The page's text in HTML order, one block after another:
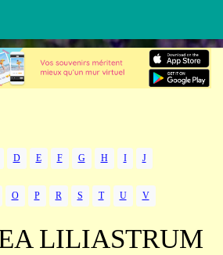
D E F G H I J
O P R S T U V
LILIASTRUM